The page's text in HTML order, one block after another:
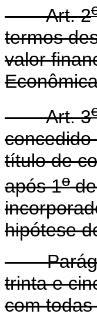
Art. 2
termos
valor
Art. 3
título de
após 1ode
hipótese
trinta e
com